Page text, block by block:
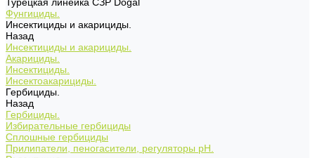
Фунгициды.
Инсектициды и акарициды.
Назад
Инсектициды и акарициды.
Акарициды.
Инсектициды.
Инсектоакарициды.
Гербициды.
Назад
Гербициды.
Избирательные гербициды
Сплошные гербициды
Прилипатели, пеногасители, регуляторы pH.